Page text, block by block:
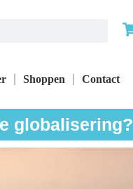
Shoppen Contact
globalisering?